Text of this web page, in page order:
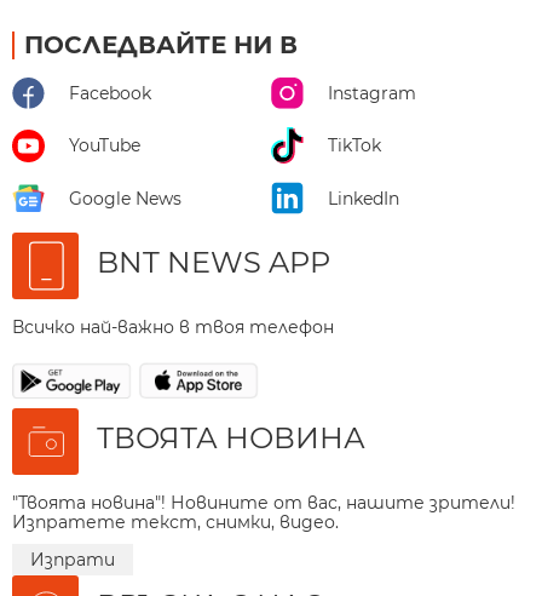
ПОСЛЕДВАЙТЕ НИ В
Facebook Instagram
YouTube TikTok
Google News LinkedIn
BNT NEWS APP
Всичко най-важно в твоя телефон
ТВОЯТА НОВИНА
"Твоята новина"! Новините от вас, нашите зрители!
Изпратете текст, снимки, видео.
Изпрати